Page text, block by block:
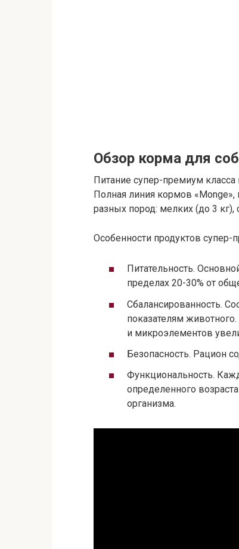
Обзор корма для
Питание супер-премиум
Полная линия кормов
разных пород: мелких (до 3 кг),
Особенности продуктов супер-
Питательность.
пределах 20-30% от
Сбалансированность.
показателям
и микроэлементов
Безопасность. Рацион
Функциональность.
определенного
организма.